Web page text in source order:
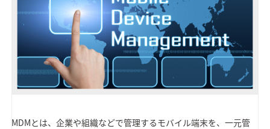
MDMとは、企業や組織などで管理するモバイル端末を、一元管